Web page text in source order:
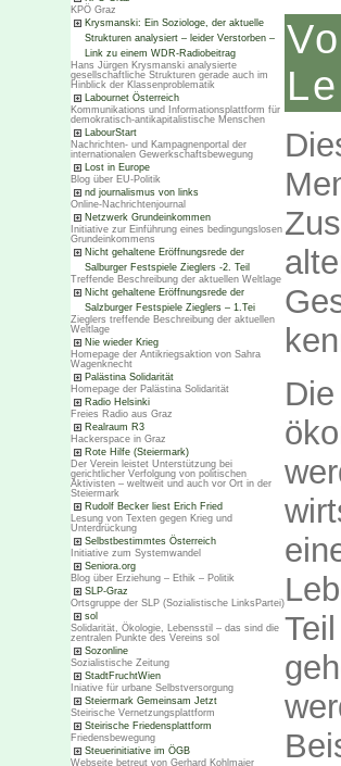
KPÖ Graz
Krysmanski: Ein Soziologe, der aktuelle
Strukturen analysiert – leider Verstorben –
Link zu einem WDR-Radiobeitrag
Hans Jürgen Krysmanski analysierte
gesellschaftliche Strukturen gerade auch im
Hinblick der Klassenproblematik
Labournet Österreich
Kommunikations und Informationsplattform für
demokratisch-antikapitalistische Menschen
LabourStart
Nachrichten- und Kampagnenportal der
internationalen Gewerkschaftsbewegung
Lost in Europe
Blog über EU-Politik
nd journalismus von links
Online-Nachrichtenjournal
Netzwerk Grundeinkommen
Initiative zur Einführung eines bedingungslosen
Grundeinkommens
Nicht gehaltene Eröffnungsrede der
Salburger Festspiele Zieglers -2. Teil
Treffende Beschreibung der aktuellen Weltlage
Nicht gehaltene Eröffnungsrede der
Salzburger Festspiele Zieglers – 1.Tei
Zieglers treffende Beschreibung der aktuellen
Weltlage
Nie wieder Krieg
Homepage der Antikriegsaktion von Sahra
Wagenknecht
Palästina Solidarität
Homepage der Palästina Solidarität
Radio Helsinki
Freies Radio aus Graz
Realraum R3
Hackerspace in Graz
Rote Hilfe (Steiermark)
Der Verein leistet Unterstützung bei
gerichtlicher Verfolgung von politischen
Aktivisten – weltweit und auch vor Ort in der
Steiermark
Rudolf Becker liest Erich Fried
Lesung von Texten gegen Krieg und
Unterdrückung
Selbstbestimmtes Österreich
Initiative zum Systemwandel
Seniora.org
Blog über Erziehung – Ethik – Politik
SLP-Graz
Ortsgruppe der SLP (Sozialistische LinksPartei)
sol
Solidarität, Ökologie, Lebensstil – das sind die
zentralen Punkte des Vereins sol
Sozonline
Sozialistische Zeitung
StadtFruchtWien
Iniative für urbane Selbstversorgung
Steiermark Gemeinsam Jetzt
Steirische Vernetzungsplattform
Steirische Friedensplattform
Friedensbewegung
Steuerinitiative im ÖGB
Webseite betreut von Gerhard Kohlmaier